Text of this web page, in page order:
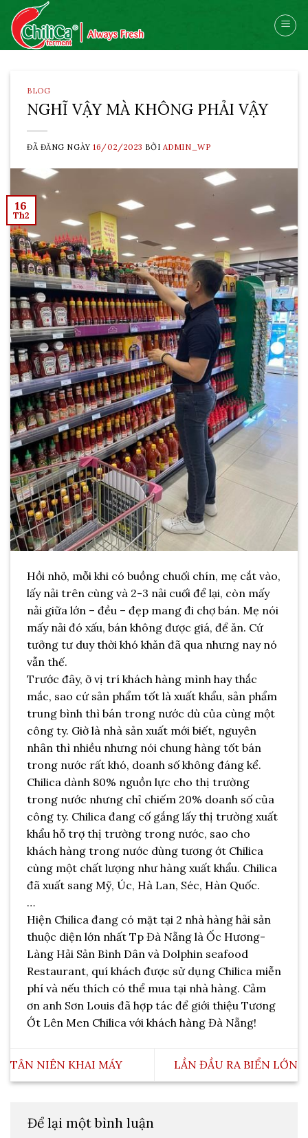
Skip
content
BLOG
NGHĨ VẬY MÀ KHÔNG PHẢI VẬY
ĐÃ ĐĂNG NGÀY16/02/2023 BỞI ADMIN_WP
16
Th2
Hồi nhỏ, mỗi khi có buồng chuối chín, mẹ cắt vào,
lấy nải trên cùng và 2-3 nải cuối để lại, còn mấy
nải giữa lớn – đều – đẹp mang đi chợ bán. Mẹ nói
mấy nải đó xấu, bán không được giá, để ăn. Cứ
tưởng tư duy thời khó khăn đã qua nhưng nay nó
vẫn thế.
Trước đây, ở vị trí khách hàng mình hay thắc
mắc, sao cứ sản phẩm tốt là xuất khẩu, sản phẩm
trung bình thì bán trong nước dù của cùng một
công ty. Giờ là nhà sản xuất mới biết, nguyên
nhân thì nhiều nhưng nói chung hàng tốt bán
trong nước rất khó, doanh số không đáng kể.
Chilica dành 80% nguồn lực cho thị trường
trong nước nhưng chỉ chiếm 20% doanh số của
công ty. Chilica đang cố gắng lấy thị trường xuất
khẩu hỗ trợ thị trường trong nước, sao cho
khách hàng trong nước dùng tương ớt Chilica
cùng một chất lượng như hàng xuất khẩu. Chilica
đã xuất sang Mỹ, Úc, Hà Lan, Séc, Hàn Quốc.
…
Hiện Chilica đang có mặt tại 2 nhà hàng hải sản
thuộc diện lớn nhất Tp Đà Nẵng là Ốc Hương-
Làng Hải Sản Bình Dân và Dolphin seafood
Restaurant, quí khách được sử dụng Chilica miễn
phí và nếu thích có thể mua tại nhà hàng. Cảm
ơn anh Sơn Louis đã hợp tác để giới thiệu Tương
Ớt Lên Men Chilica với khách hàng Đà Nẵng!
TÂN NIÊN KHAI MÁY LẦN ĐẦU RA BIỂN LỚN
Để lại một bình luận